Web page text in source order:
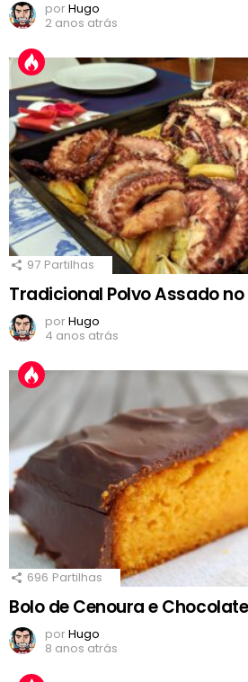
porHugo
2 anos atrás
97 Partilhas
Tradicional Polvo Assado no
porHugo
4 anos atrás
696 Partilhas
Bolo de Cenoura e
porHugo
8 anos atrás